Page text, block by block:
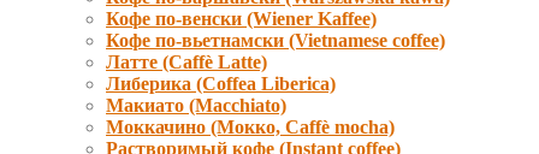
Кофе по-венски (Wiener Kaffee)
Кофе по-вьетнамски (Vietnamese coffee)
Латте (Caffè Latte)
Либерика (Coffea Liberica)
Макиато (Macchiato)
Моккачино (Мокко, Caffè mocha)
Растворимый кофе (Instant coffee)